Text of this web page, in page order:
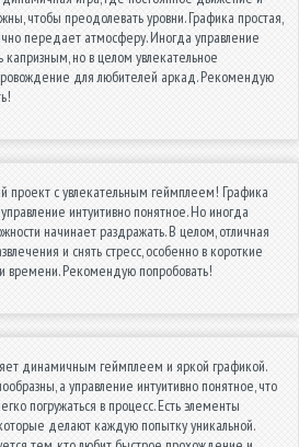
чтобы преодолевать уровни. Графика простая,
передает атмосферу. Иногда управление
но в целом увлекательное
для любителей аркад. Рекомендую
проект с увлекательным геймплеем! Графика
интуитивно понятное. Но иногда
начинает раздражать. В целом, отличная
и снять стресс, особенно в короткие
времени. Рекомендую попробовать!
динамичным геймплеем и яркой графикой.
а управление интуитивно понятное, что
погружаться в процесс. Есть элементы
делают каждую попытку уникальной.